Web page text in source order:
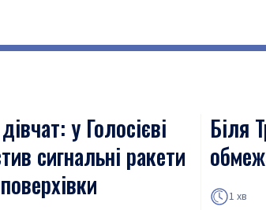
у Голосієві
сигнальні ракети
Біля
1 хв